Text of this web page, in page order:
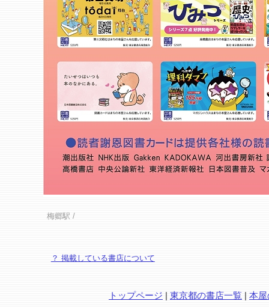
梅郷駅 /
？ 掲載している書店について
トップページ | 東京都の書店一覧 | 本